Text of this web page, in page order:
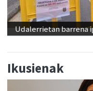
Udalerrietan barrena